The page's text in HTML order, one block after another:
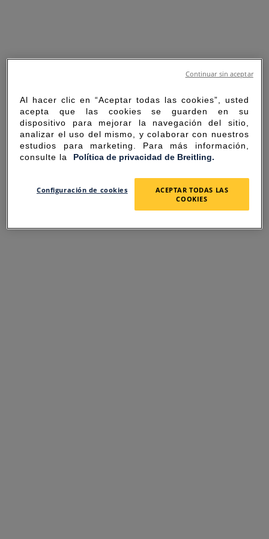
SORRY FOR THE
INCONVENIENCE
Al hacer clic en “Aceptar todas las cookies”, usted
acepta que las cookies se guarden en su
dispositivo para mejorar la navegación del sitio,
analizar el uso del mismo, y colaborar con nuestros
estudios para marketing. Para más información,
consulte la Política de privacidad de Breitling.
Configuración de cookies
ACEPTAR TODAS LAS
COOKIES
Continuar sin aceptar